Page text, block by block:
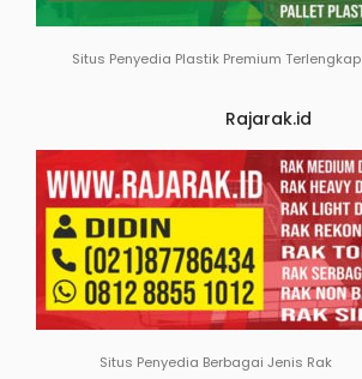
Situs Penyedia Plastik Premium Terlengkap
Rajarak.id
Situs Penyedia Berbagai Jenis Rak